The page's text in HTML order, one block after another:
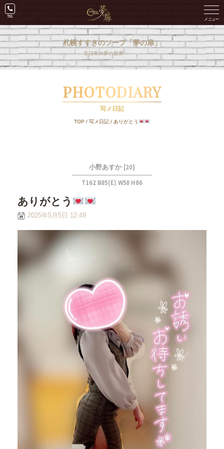
札幌すすきのソープ「夢の扉」
非日常の夢の世界へ･･･。
PHOTODIARY
写メ日記
TOP /写メ日記 / ありがとう
小野あすか [20]
T162 B85(E) W58 H86
ありがとう
2025年5月5日 12:49